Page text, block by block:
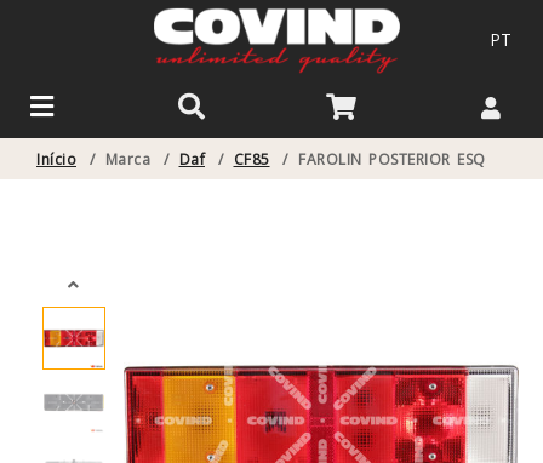
PT
Início / Marca / Daf / CF85 / FAROLIN POSTERIOR ESQ